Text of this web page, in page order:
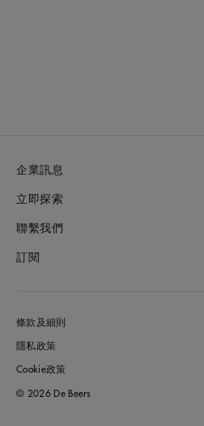
企業訊息
立即探索
聯繫我們
訂閱
條款及細則
隱私政策
Cookie政策
© 2026 De Beers